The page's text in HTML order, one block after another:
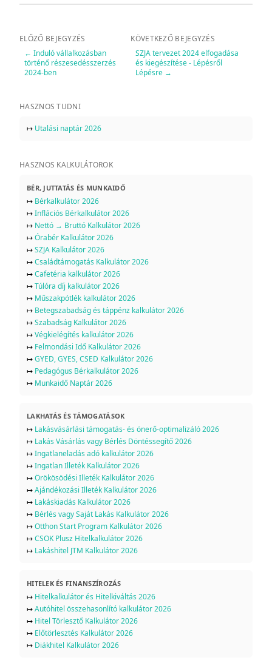
ELŐZŐ BEJEGYZÉS
← Induló vállalkozásban
történő részesedésszerzés
2024-ben
KÖVETKEZŐ BEJEGYZÉS
SZJA tervezet 2024 elfogadása
és kiegészítése - Lépésről
Lépésre →
HASZNOS TUDNI
↦ Utalási naptár 2026
HASZNOS KALKULÁTOROK
BÉR, JUTTATÁS ÉS MUNKAIDŐ
↦ Bérkalkulátor 2026
↦Inflációs Bérkalkulátor 2026
↦ Nettó → Bruttó Kalkulátor 2026
↦Órabér Kalkulátor 2026
↦SZJA Kalkulátor 2026
↦Családtámogatás Kalkulátor 2026
↦Cafetéria kalkulátor 2026
↦Túlóra díj kalkulátor 2026
↦ Műszakpótlék kalkulátor 2026
↦ Betegszabadság és táppénz kalkulátor 2026
↦Szabadság Kalkulátor 2026
↦Végkielégítés kalkulátor 2026
↦ Felmondási Idő Kalkulátor 2026
↦GYED, GYES, CSED Kalkulátor 2026
↦ Pedagógus Bérkalkulátor 2026
↦ Munkaidő Naptár 2026
LAKHATÁS ÉS TÁMOGATÁSOK
↦ Lakásvásárlási támogatás- és önerő-optimalizáló 2026
↦ Lakás Vásárlás vagy Bérlés Döntéssegítő 2026
↦Ingatlaneladás adó kalkulátor 2026
↦Ingatlan Illeték Kalkulátor 2026
↦Örökösödési Illeték Kalkulátor 2026
↦Ajándékozási Illeték Kalkulátor 2026
↦ Lakáskiadás Kalkulátor 2026
↦ Bérlés vagy Saját Lakás Kalkulátor 2026
↦Otthon Start Program Kalkulátor 2026
↦CSOK Plusz Hitelkalkulátor 2026
↦ Lakáshitel JTM Kalkulátor 2026
HITELEK ÉS FINANSZÍROZÁS
↦ Hitelkalkulátor és Hitelkiváltás 2026
↦Autóhitel összehasonlító kalkulátor 2026
↦ Hitel Törlesztő Kalkulátor 2026
↦ Előtörlesztés Kalkulátor 2026
↦ Diákhitel Kalkulátor 2026